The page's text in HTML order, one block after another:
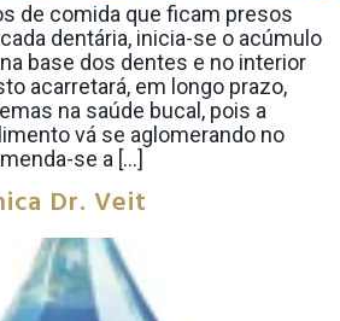
de comida que ficam presos
dentária, inicia-se o acúmulo
base dos dentes e no interior
acarretará, em longo prazo,
na saúde bucal, pois a
vá se aglomerando no
se a […]
Dr. Veit